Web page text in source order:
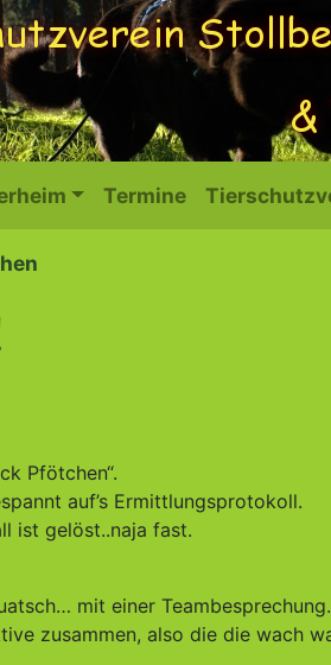
Termine
Pfötchen“.
auf’s Ermittlungsprotokoll.
ist gelöst..naja fast.
mit einer Teambesprechung.
zusammen, also die die wach